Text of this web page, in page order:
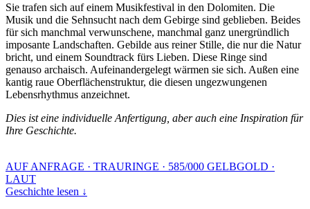
Sie trafen sich auf einem Musikfestival in den Dolomiten. Die
Musik und die Sehnsucht nach dem Gebirge sind geblieben. Beides
für sich manchmal verwunschene, manchmal ganz unergründlich
imposante Landschaften. Gebilde aus reiner Stille, die nur die Natur
bricht, und einem Soundtrack fürs Lieben. Diese Ringe sind
genauso archaisch. Aufeinandergelegt wärmen sie sich. Außen eine
kantig raue Oberflächenstruktur, die diesen ungezwungenen
Lebensrhythmus anzeichnet.
Dies ist eine individuelle Anfertigung, aber auch eine Inspiration für
Ihre Geschichte.
AUF ANFRAGE · TRAURINGE · 585/000 GELBGOLD ·
LAUT
Geschichte lesen ↓